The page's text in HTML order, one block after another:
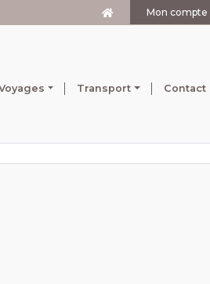
Mon compte
Transport Contact